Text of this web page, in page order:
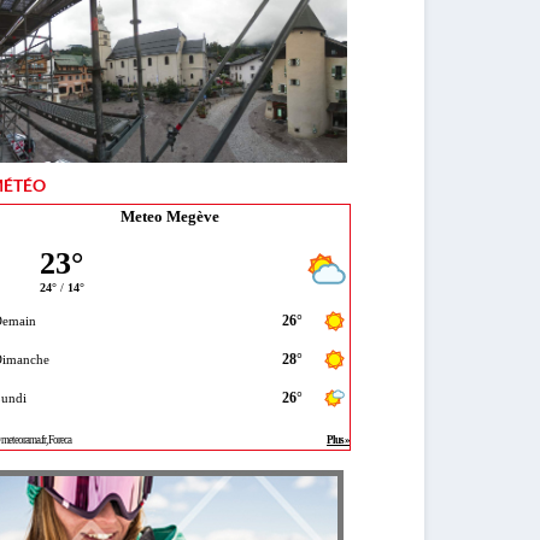
Meteo Megève